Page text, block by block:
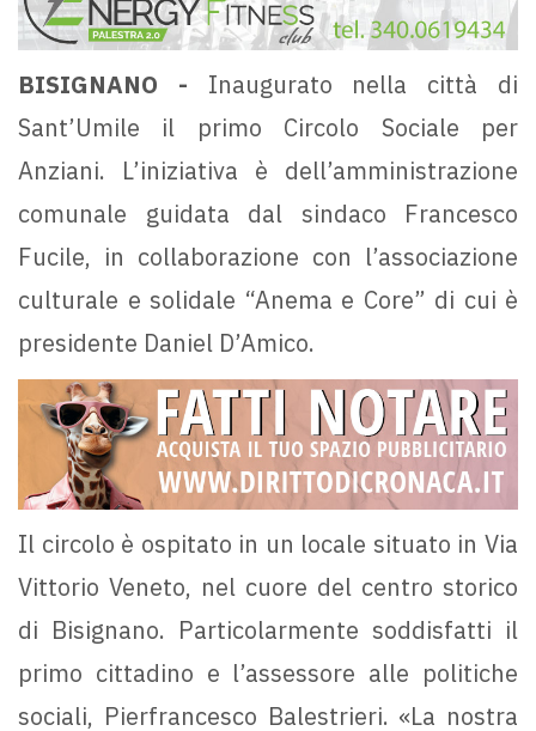
BISIGNANO - Inaugurato nella città di
Sant’Umile il primo Circolo Sociale per
Anziani. L’iniziativa è dell’amministrazione
comunale guidata dal sindaco Francesco
Fucile, in collaborazione con l’associazione
culturale e solidale “Anema e Core” di cui è
presidente Daniel D’Amico.
Il circolo è ospitato in un locale situato in Via
Vittorio Veneto, nel cuore del centro storico
di Bisignano. Particolarmente soddisfatti il
primo cittadino e l’assessore alle politiche
sociali, Pierfrancesco Balestrieri. «La nostra